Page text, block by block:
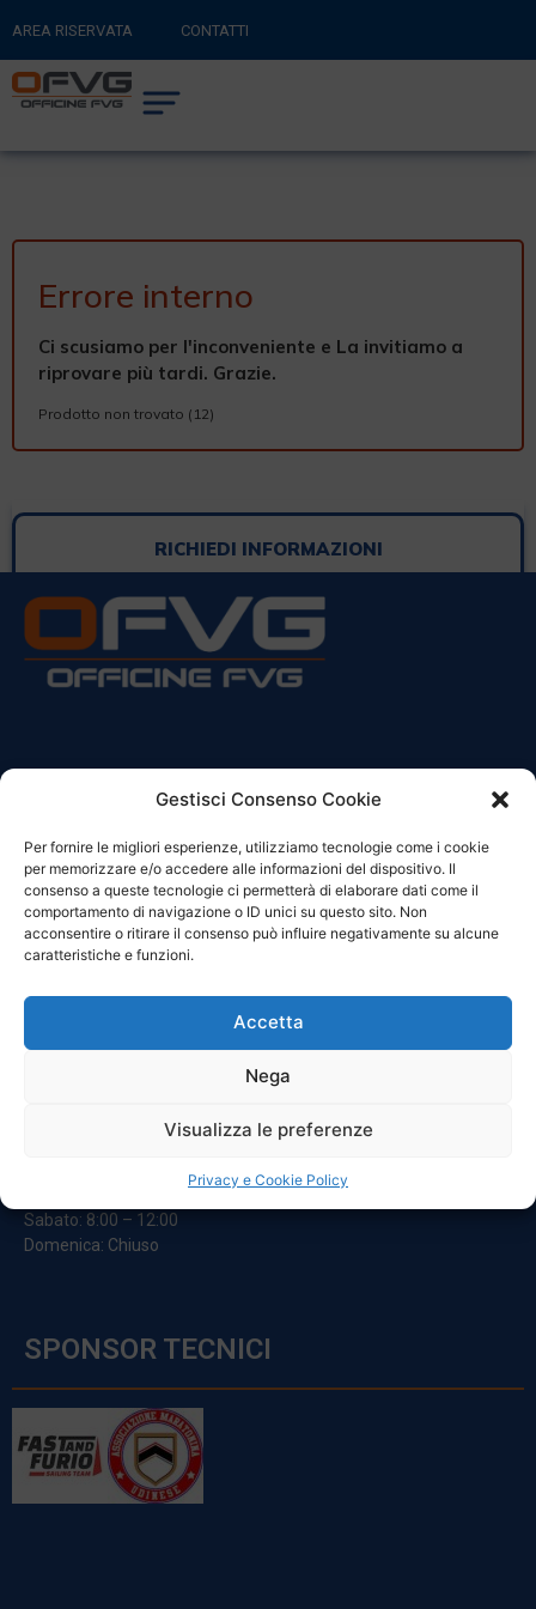
Gestisci Consenso Cookie
Per fornire le migliori esperienze, utilizziamo tecnologie come i cookie
per memorizzare e/o accedere alle informazioni del dispositivo. Il
consenso a queste tecnologie ci permetterà di elaborare dati come il
comportamento di navigazione o ID unici su questo sito. Non
acconsentire o ritirare il consenso può influire negativamente su alcune
caratteristiche e funzioni.
Accetta
Nega
Visualizza le preferenze
Privacy e Cookie Policy
AREA RISERVATA CONTATTI
RITORNA AL SITO PRINCIPALE
CARRELLO
Errore interno
Ci scusiamo per l'inconveniente e La invitiamo a
riprovare più tardi. Grazie.
Prodotto non trovato (12)
RICHIEDI INFORMAZIONI
Sede Legale:
Via Principe Di Udine 144
33030 Campoformido (Ud)
clienti@officinefvg.it
posta@officinefvgpec.It
Sabato: 8:00 – 12:00
Domenica: Chiuso
SPONSOR TECNICI